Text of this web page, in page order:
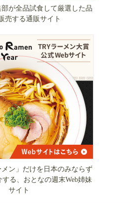
が全品試食して厳選した品
売する通販サイト
メン」だけを日本のみならず
る、おとなの週末Web姉妹
サイト